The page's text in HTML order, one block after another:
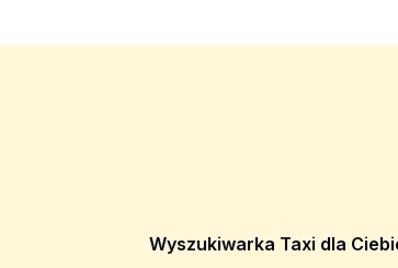
Wyszukiwarka Taxi dla